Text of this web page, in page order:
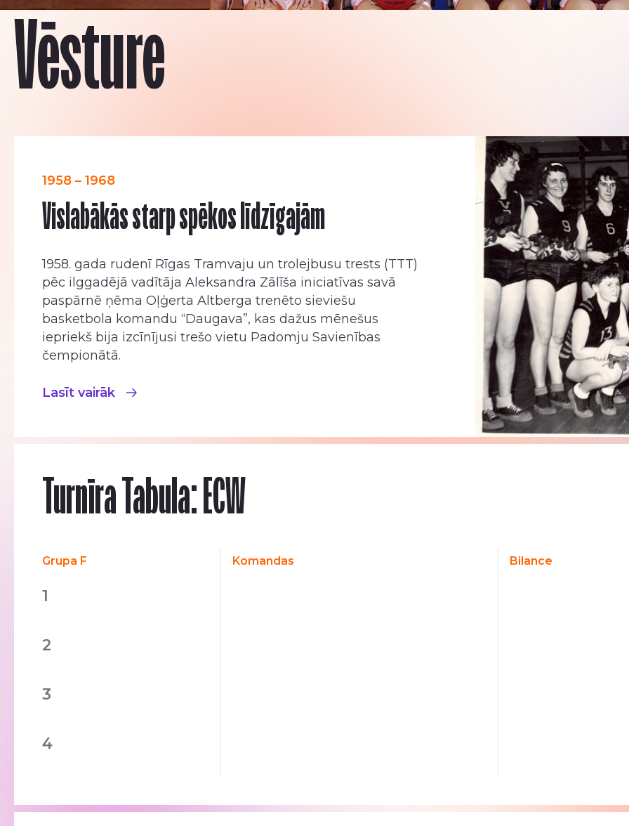
Vēsture
1958 – 1968
Vislabākās starp spēkos līdzīgajām
1958. gada rudenī Rīgas Tramvaju un trolejbusu trests (TTT)
pēc ilggadējā vadītāja Aleksandra Zālīša iniciatīvas savā
paspārnē ņēma Oļģerta Altberga trenēto sieviešu
basketbola komandu “Daugava”, kas dažus mēnešus
iepriekš bija izcīnījusi trešo vietu Padomju Savienības
čempionātā.
Lasīt vairāk
Turnīra Tabula: ECW
Grupa F Komandas Bilance
1
2
3
4